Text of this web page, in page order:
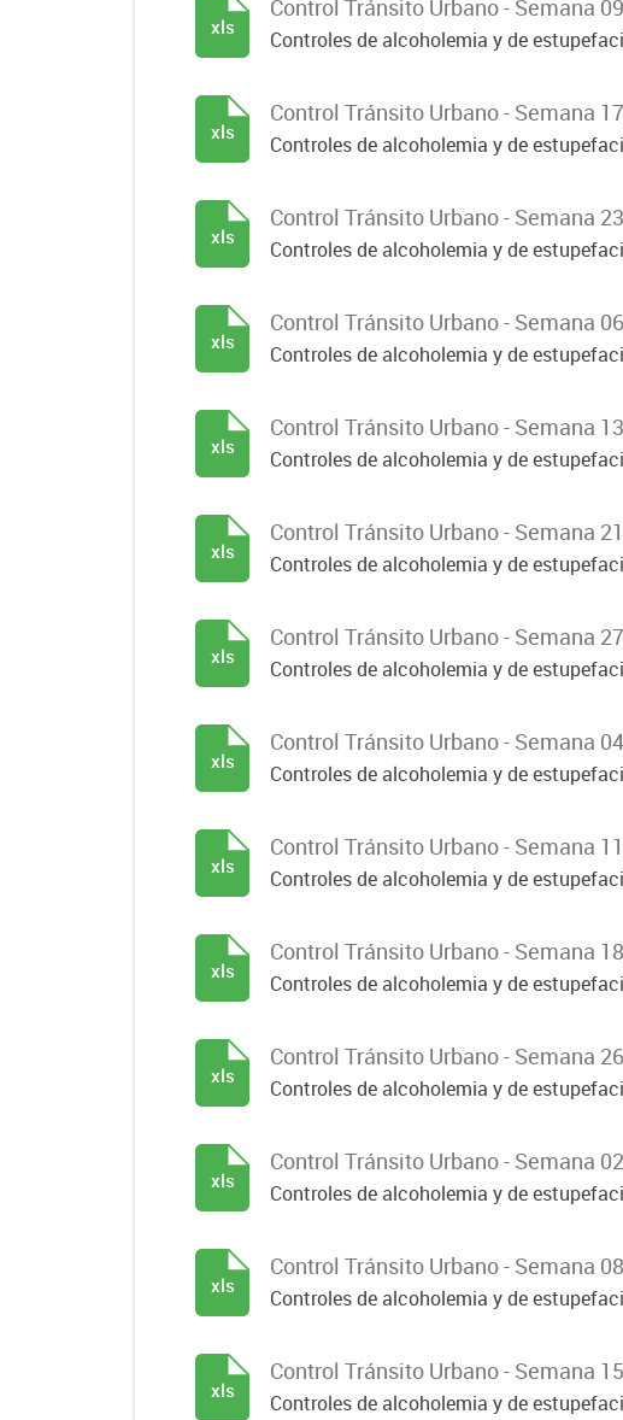
Control Tránsito Urbano - Semana
Controles de alcoholemia y de
xls
Control Tránsito Urbano - Semana
Controles de alcoholemia y de
xls
Control Tránsito Urbano - Semana
Controles de alcoholemia y de
xls
Control Tránsito Urbano - Semana
Controles de alcoholemia y de
xls
Control Tránsito Urbano - Semana
Controles de alcoholemia y de
xls
Control Tránsito Urbano - Semana
Controles de alcoholemia y de
xls
Control Tránsito Urbano - Semana
Controles de alcoholemia y de
xls
Control Tránsito Urbano - Semana
Controles de alcoholemia y de
xls
Control Tránsito Urbano - Semana
Controles de alcoholemia y de
xls
Control Tránsito Urbano - Semana
Controles de alcoholemia y de
xls
Control Tránsito Urbano - Semana
Controles de alcoholemia y de
xls
Control Tránsito Urbano - Semana
Controles de alcoholemia y de
xls
Control Tránsito Urbano - Semana
Controles de alcoholemia y de
xls
Control Tránsito Urbano - Semana
Controles de alcoholemia y de
xls